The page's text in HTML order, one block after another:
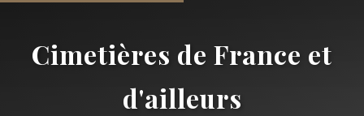
Cimetières de France et
d'ailleurs